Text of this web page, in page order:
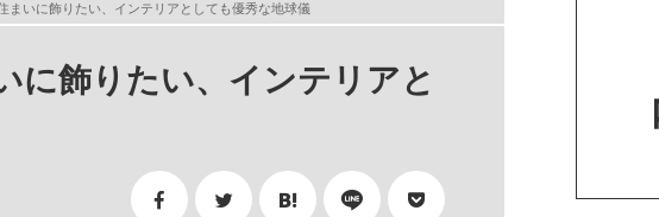
まいに飾りたい、インテリアとしても優秀な地球儀
に飾りたい、インテリアと